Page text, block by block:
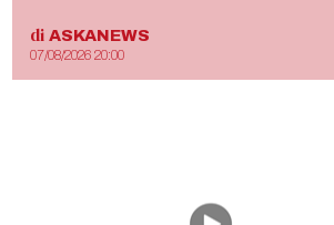
di ASKANEWS
07/08/2026 20:00